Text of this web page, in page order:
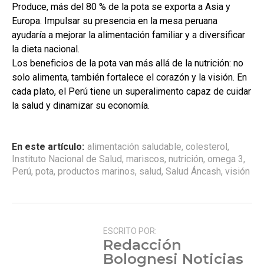
Produce, más del 80 % de la pota se exporta a Asia y
Europa. Impulsar su presencia en la mesa peruana
ayudaría a mejorar la alimentación familiar y a diversificar
la dieta nacional.
Los beneficios de la pota van más allá de la nutrición: no
solo alimenta, también fortalece el corazón y la visión. En
cada plato, el Perú tiene un superalimento capaz de cuidar
la salud y dinamizar su economía.
En este artículo: alimentación saludable, colesterol,
Instituto Nacional de Salud, mariscos, nutrición, omega 3,
Perú, pota, productos marinos, salud, Salud Áncash, visión
ESCRITO POR:
Redacción
Bolognesi Noticias